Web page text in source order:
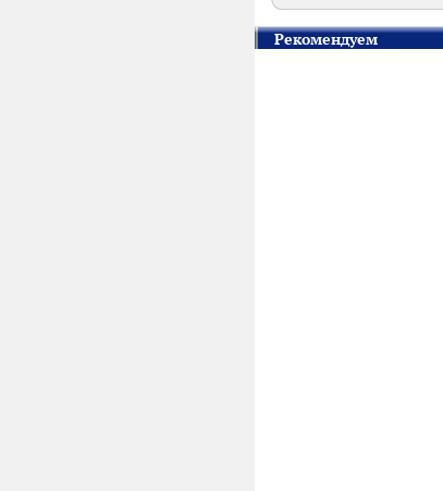
Рекомендуем